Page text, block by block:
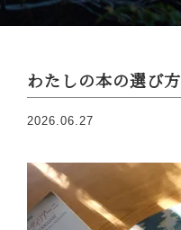
わたしの本の選び方
2026.06.27